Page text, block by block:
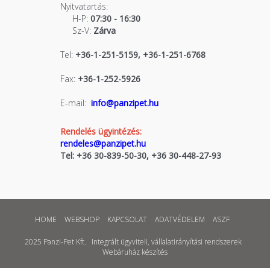
Nyitvatartás:
H-P:07:30 - 16:30
Sz-V:Zárva
Tel:+36-1-251-5159, +36-1-251-6768
Fax:+36-1-252-5926
E-mail: info@panzipet.hu
Rendelés ügyintézés:
rendeles@panzipet.hu
Tel: +36 30-839-50-30, +36 30-448-27-93
HOME WEBSHOP KAPCSOLAT ADATVÉDELEM ASZF
2025 Panzi-Pet Kft.
Integrált ügyviteli, vállalatirányítási rendszerek
Webáruház készítés